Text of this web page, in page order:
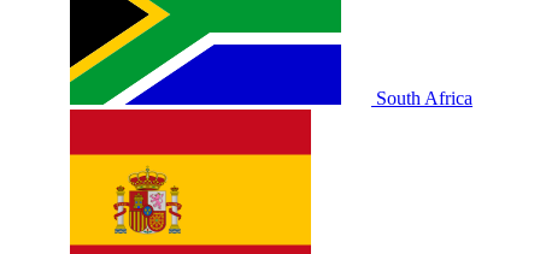
South Africa